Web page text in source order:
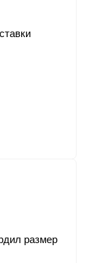
размер